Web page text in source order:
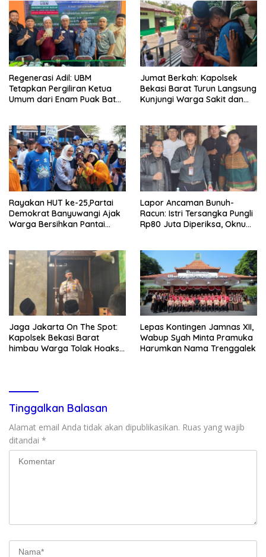
Regenerasi Adil: UBM
Tetapkan Pergiliran Ketua
Umum dari Enam Puak Batak
Jumat Berkah: Kapolsek
Bekasi Barat Turun Langsung
Kunjungi Warga Sakit dan
Rayakan HUT ke-25,Partai
Demokrat Banyuwangi Ajak
Warga Bersihkan Pantai
Lapor Ancaman Bunuh-
Racun: Istri Tersangka Pungli
Rp80 Juta Diperiksa, Oknum
Jaga Jakarta On The Spot:
Kapolsek Bekasi Barat
himbau Warga Tolak Hoaks
Lepas Kontingen Jamnas XII,
Wabup Syah Minta Pramuka
Harumkan Nama Trenggalek
Tinggalkan Balasan
Alamat email Anda tidak akan dipublikasikan. Ruas yang wajib
ditandai *